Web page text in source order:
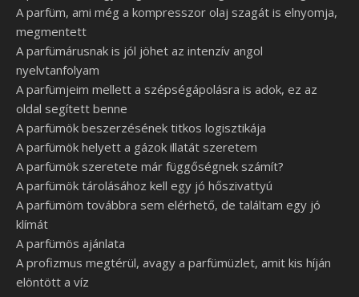
A parfüm, ami még a kompresszor olaj szagát is elnyomja,
megmentett
A parfümárusnak is jól jöhet az intenzív angol
nyelvtanfolyam
A parfümjeim mellett a szépségápolásra is adok, ez az
oldal segített benne
A parfümök beszerzésének titkos logisztikája
A parfümök helyett a gázok illatát szeretem
A parfümök szeretete már függőségnek számít?
A parfümök tárolásához kell egy jó hőszivattyú
A parfümöm továbbra sem elérhető, de találtam egy jó
klímát
A parfümös ajánlata
A profizmus megtérül, avagy a parfümüzlet, amit kis híján
elöntött a víz